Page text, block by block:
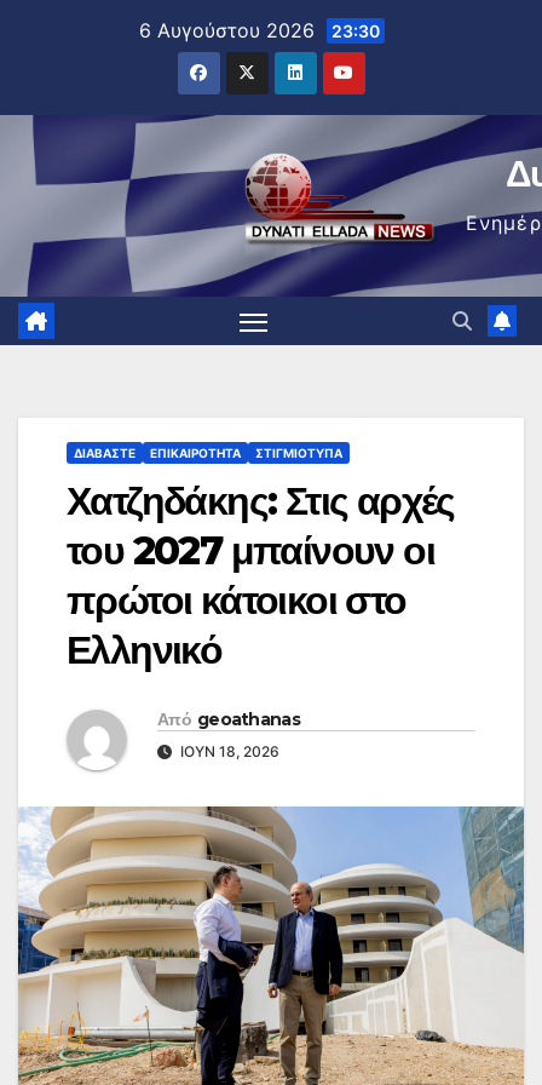
6 Αυγούστου 2026 23:30
ΔΙΑΒΆΣΤΕ ΕΠΙΚΑΙΡΌΤΗΤΑ ΣΤΙΓΜΙΌΤΥΠΑ
Χατζηδάκης: Στις αρχές
του 2027 μπαίνουν οι
πρώτοι κάτοικοι στο
Ελληνικό
Από geoathanas
ΙΟΎΝ 18, 2026